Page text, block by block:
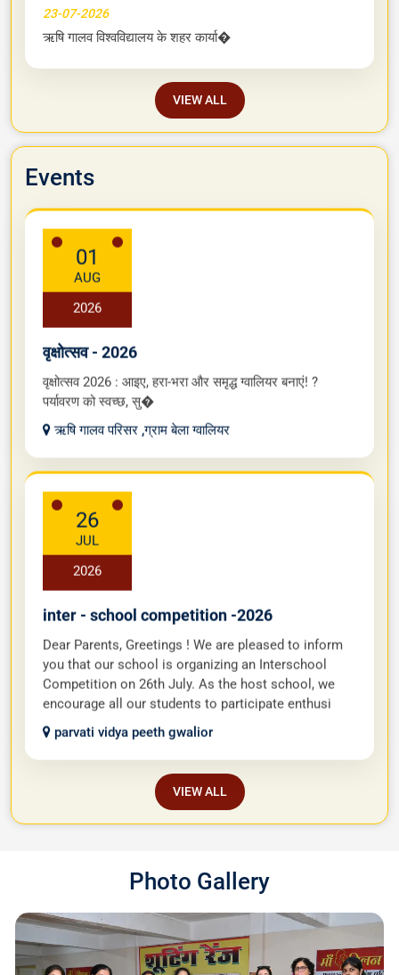
23-07-2026
ऋषि गालव विश्वविद्यालय के शहर कार्या�
VIEW ALL
Events
01
AUG
2026
वृक्षोत्सव - 2026
वृक्षोत्सव 2026 : आइए, हरा-भरा और समृद्ध ग्वालियर बनाएं! ?
पर्यावरण को स्वच्छ, सु�
ऋषि गालव परिसर ,ग्राम बेला ग्वालियर
26
JUL
2026
inter - school competition -2026
Dear Parents, Greetings ! We are pleased to inform
you that our school is organizing an Interschool
Competition on 26th July. As the host school, we
encourage all our students to participate enthusi
parvati vidya peeth gwalior
VIEW ALL
Photo Gallery